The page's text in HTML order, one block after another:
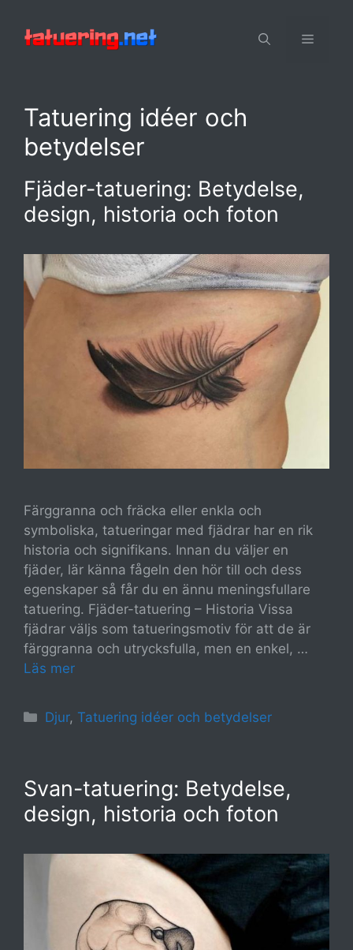
innehåll
Meny
Tatuering idéer och
betydelser
Fjäder-tatuering: Betydelse,
design, historia och foton
Färggranna och fräcka eller enkla och
symboliska, tatueringar med fjädrar har en rik
historia och signifikans. Innan du väljer en
fjäder, lär känna fågeln den hör till och dess
egenskaper så får du en ännu meningsfullare
tatuering. Fjäder-tatuering – Historia Vissa
fjädrar väljs som tatueringsmotiv för att de är
färggranna och utrycksfulla, men en enkel, …
Läs mer
Kategorier
Djur, Tatuering idéer och betydelser
Svan-tatuering: Betydelse,
design, historia och foton